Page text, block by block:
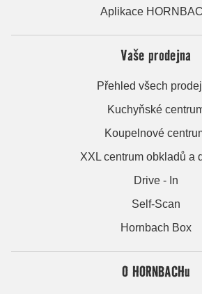
Aplikace
Vaše prodejna
Přehled všech
Kuchyňské
Koupelnové
XXL centrum obkladů a
Drive - In
Self-Scan
Hornbach Box
O HORNBACHu